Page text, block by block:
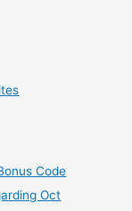
Code
Oct